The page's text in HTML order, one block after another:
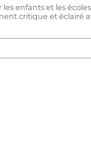
enfants et les
critique et éclairé